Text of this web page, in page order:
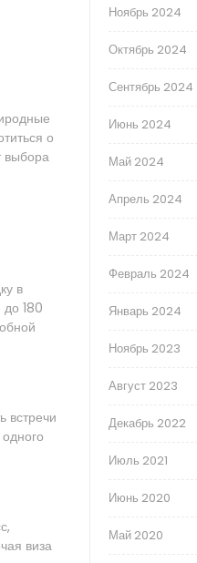
о
выбора
в
180
встречи
виза
Ноябрь 2024
Октябрь 2024
Сентябрь 2024
Июнь 2024
Май 2024
Апрель 2024
Март 2024
Февраль 2024
Январь 2024
Ноябрь 2023
Август 2023
Декабрь 2022
Июль 2021
Июнь 2020
Май 2020